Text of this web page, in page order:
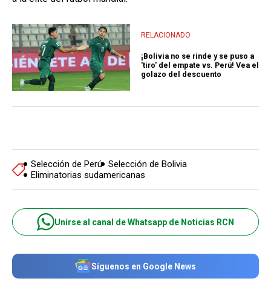
RELACIONADO
¡Bolivia no se rinde y se puso a
'tiro' del empate vs. Perú! Vea el
golazo del descuento
Selección de Perú Selección de Bolivia
Eliminatorias sudamericanas
Unirse al canal de Whatsapp de Noticias RCN
Síguenos en Google News